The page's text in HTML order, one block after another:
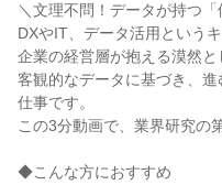
＼文理不問！データが持つ
DXやIT、データ活用という
企業の経営層が抱える漠然と
客観的なデータに基づき、
仕事です。
この3分動画で、業界研究の
◆こんな方におすすめ